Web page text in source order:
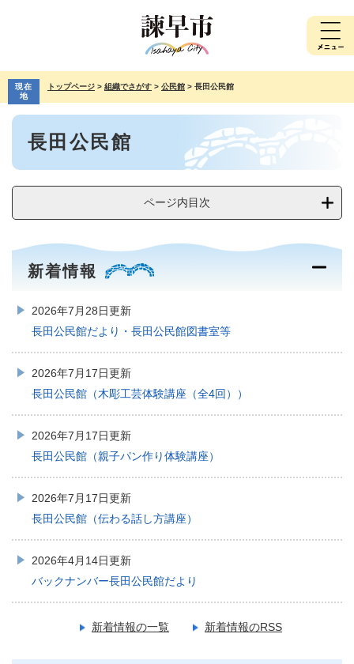
先
で
す。
を
ば
現在
地
トップページ > 組織でさがす > 公民館 > 長田公民館
本
長田公民館
ページ内目次
新着情報
2026年7月28日更新
長田公民館だより・長田公民館図書室等
2026年7月17日更新
長田公民館（木彫工芸体験講座（全4回））
2026年7月17日更新
長田公民館（親子パン作り体験講座）
2026年7月17日更新
長田公民館（伝わる話し方講座）
2026年4月14日更新
バックナンバー長田公民館だより
新着情報の一覧 新着情報のRSS